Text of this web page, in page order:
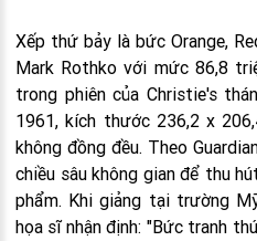
Xếp thứ bảy là bức Orange,
Mark Rothko với mức 86,8
trong phiên của Christie's
1961, kích thước 236,2 x
không đồng đều. Theo
chiều sâu không gian để thu
phẩm. Khi giảng tại trường
họa sĩ nhận định: "Bức tranh